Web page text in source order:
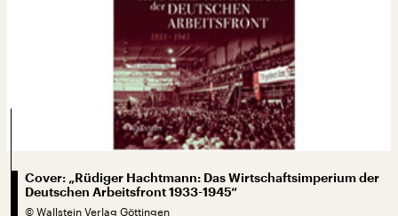
Cover: „Rüdiger Hachtmann: Das Wirtschaftsimperium der
Deutschen Arbeitsfront 1933-1945“
© Wallstein Verlag Göttingen